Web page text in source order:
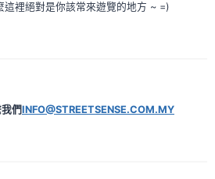
這裡絕對是你該常來遊覽的地方 ~ =)
們INFO@STREETSENSE.COM.MY